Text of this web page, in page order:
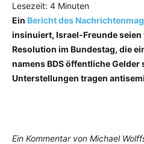
Lesezeit: 4 Minuten
Ein Bericht des
insinuiert, Israel-Freunde
Resolution im Bundestag, die
namens BDS öffentliche Gelder
Unterstellungen tragen
Ein Kommentar von Michael